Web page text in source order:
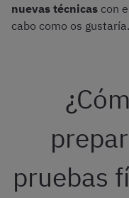
nuevas técnicas con
cabo como os gustaría.
pruebas